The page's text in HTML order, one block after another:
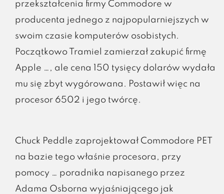
przekształcenia firmy Commodore w
producenta jednego z najpopularniejszych w
swoim czasie komputerów osobistych.
Początkowo Tramiel zamierzał zakupić firmę
Apple …, ale cena 150 tysięcy dolarów wydała
mu się zbyt wygórowana. Postawił więc na
procesor 6502 i jego twórcę.
Chuck Peddle zaprojektował Commodore PET
na bazie tego właśnie procesora, przy
pomocy … poradnika napisanego przez
Adama Osborna wyjaśniającego jak